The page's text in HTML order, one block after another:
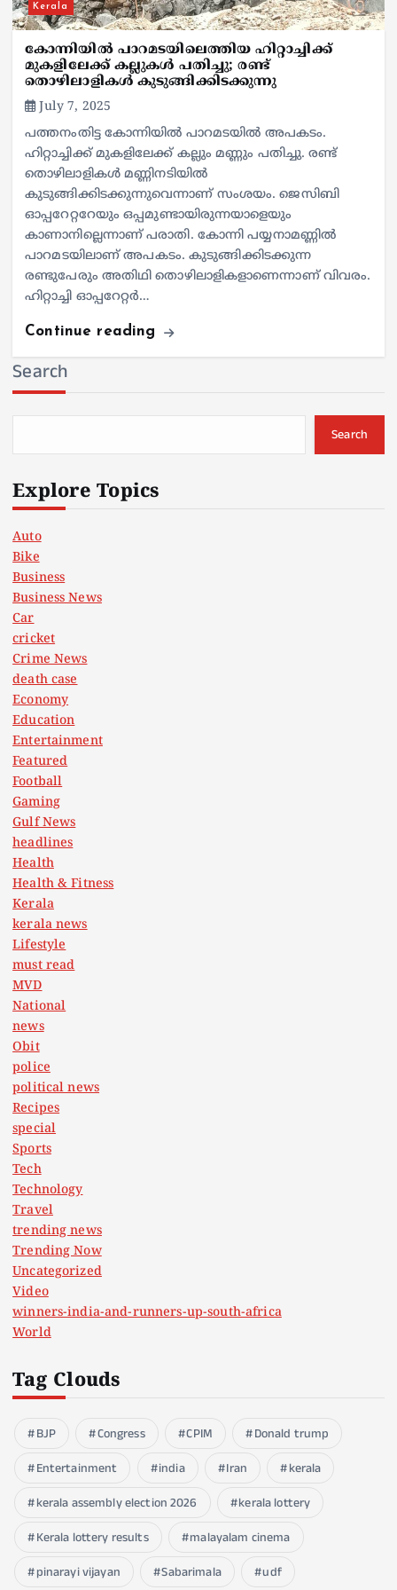
Kerala
കോന്നിയില്‍ പാറമടയിലെത്തിയ ഹിറ്റാച്ചിക്ക്
മുകളിലേക്ക് കല്ലുകള്‍ പതിച്ചു; രണ്ട്
തൊഴിലാളികള്‍ കുടുങ്ങിക്കിടക്കുന്നു
July 7, 2025
പത്തനംതിട്ട കോന്നിയില്‍ പാറമടയില്‍ അപകടം.
ഹിറ്റാച്ചിക്ക് മുകളിലേക്ക് കല്ലും മണ്ണും പതിച്ചു. രണ്ട്
തൊഴിലാളികള്‍ മണ്ണിനടിയില്‍
കുടുങ്ങിക്കിടക്കുന്നുവെന്നാണ് സംശയം. ജെസിബി
ഓപ്പറേറ്ററേയും ഒപ്പമുണ്ടായിരുന്നയാളെയും
കാണാനില്ലെന്നാണ് പരാതി. കോന്നി പയ്യനാമണ്ണില്‍
പാറമടയിലാണ് അപകടം. കുടുങ്ങിക്കിടക്കുന്ന
രണ്ടുപേരും അതിഥി തൊഴിലാളികളാണെന്നാണ് വിവരം.
ഹിറ്റാച്ചി ഓപ്പറേറ്റര്‍…
Continue reading
Search
Search
Explore Topics
Auto
Bike
Business
Business News
Car
cricket
Crime News
death case
Economy
Education
Entertainment
Featured
Football
Gaming
Gulf News
headlines
Health
Health & Fitness
Kerala
kerala news
Lifestyle
must read
MVD
National
news
Obit
police
political news
Recipes
special
Sports
Tech
Technology
Travel
trending news
Trending Now
Uncategorized
Video
winners-india-and-runners-up-south-africa
World
Tag Clouds
BJP Congress CPIM
Donald trump
Entertainment
india Iran
kerala
kerala assembly election 2026
kerala lottery
Kerala lottery results
malayalam cinema
pinarayi vijayan
Sabarimala udf